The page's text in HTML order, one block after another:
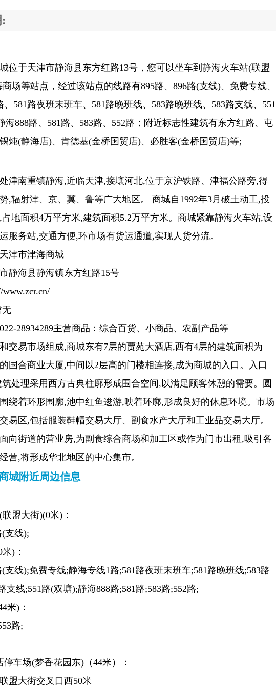
位于天津市静海县东方红路13号，您可以坐车到静海火车站(联盟
场等站点，经过该站点的线路有895路、896路(支线)、免费专线、
、581路夜班末班车、581路晚班线、583路晚班线、583路支线、551
海888路、581路、583路、552路；附近标志性建筑有东方红路、屯
炖(静海店)、肯德基(金桥国贸店)、必胜客(金桥国贸店)等;
津南重镇静海,近临天津,接壤河北,位于京沪铁路、津福公路旁,得
,辐射津、京、冀、鲁等广大地区。 商城自1992年3月破土动工,投
占地面积4万平方米,建筑面积5.2万平方米。商城紧靠静海火车站,设
服务站,交通方便,环市场有货运通道,实现人货分流。
津市津海商城
静海县静海镇东方红路15号
无
28934289主营商品：综合百货、小商品、农副产品等
交易市场组成,商城东有7层的贾苑大酒店,西有4层的建筑面积为
国合商业大厦,中间以2层高的门楼相连接,成为商城的入口。入口
处理采用西方古典柱廓形成围合空间,以满足顾客休憩的需要。圆
绕着环形围廓,池中红鱼逡游,映着环廓,形成良好的休息环境。市场
易区,包括服装鞋帽交易大厅、副食水产大厅和工业品交易大厅。
向街道的营业房,为副食综合商场和加工区或作为门市出租,吸引各
营,将形成华北地区的中心集市。
城附近周边信息
盟大街)(0米)：
(支线);
)：
(支线);免费专线;静海专线1路;581路夜班末班车;581路晚班线;583路
支线;551路(双塘);静海888路;581路;583路;552路;
米)：
路;
停车场(梦香花园东)（44米）：
盟大街交叉口西50米